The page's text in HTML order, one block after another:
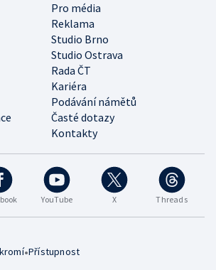
YouTube X Threads
Pro média
Reklama
Studio Brno
Studio Ostrava
Rada ČT
Kariéra
Podávání námětů
Časté dotazy
Kontakty
•Přístupnost